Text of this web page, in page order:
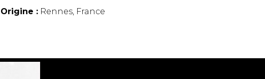
Origine :Rennes, France